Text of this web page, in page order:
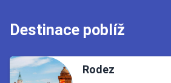
Destinace poblíž
Rodez